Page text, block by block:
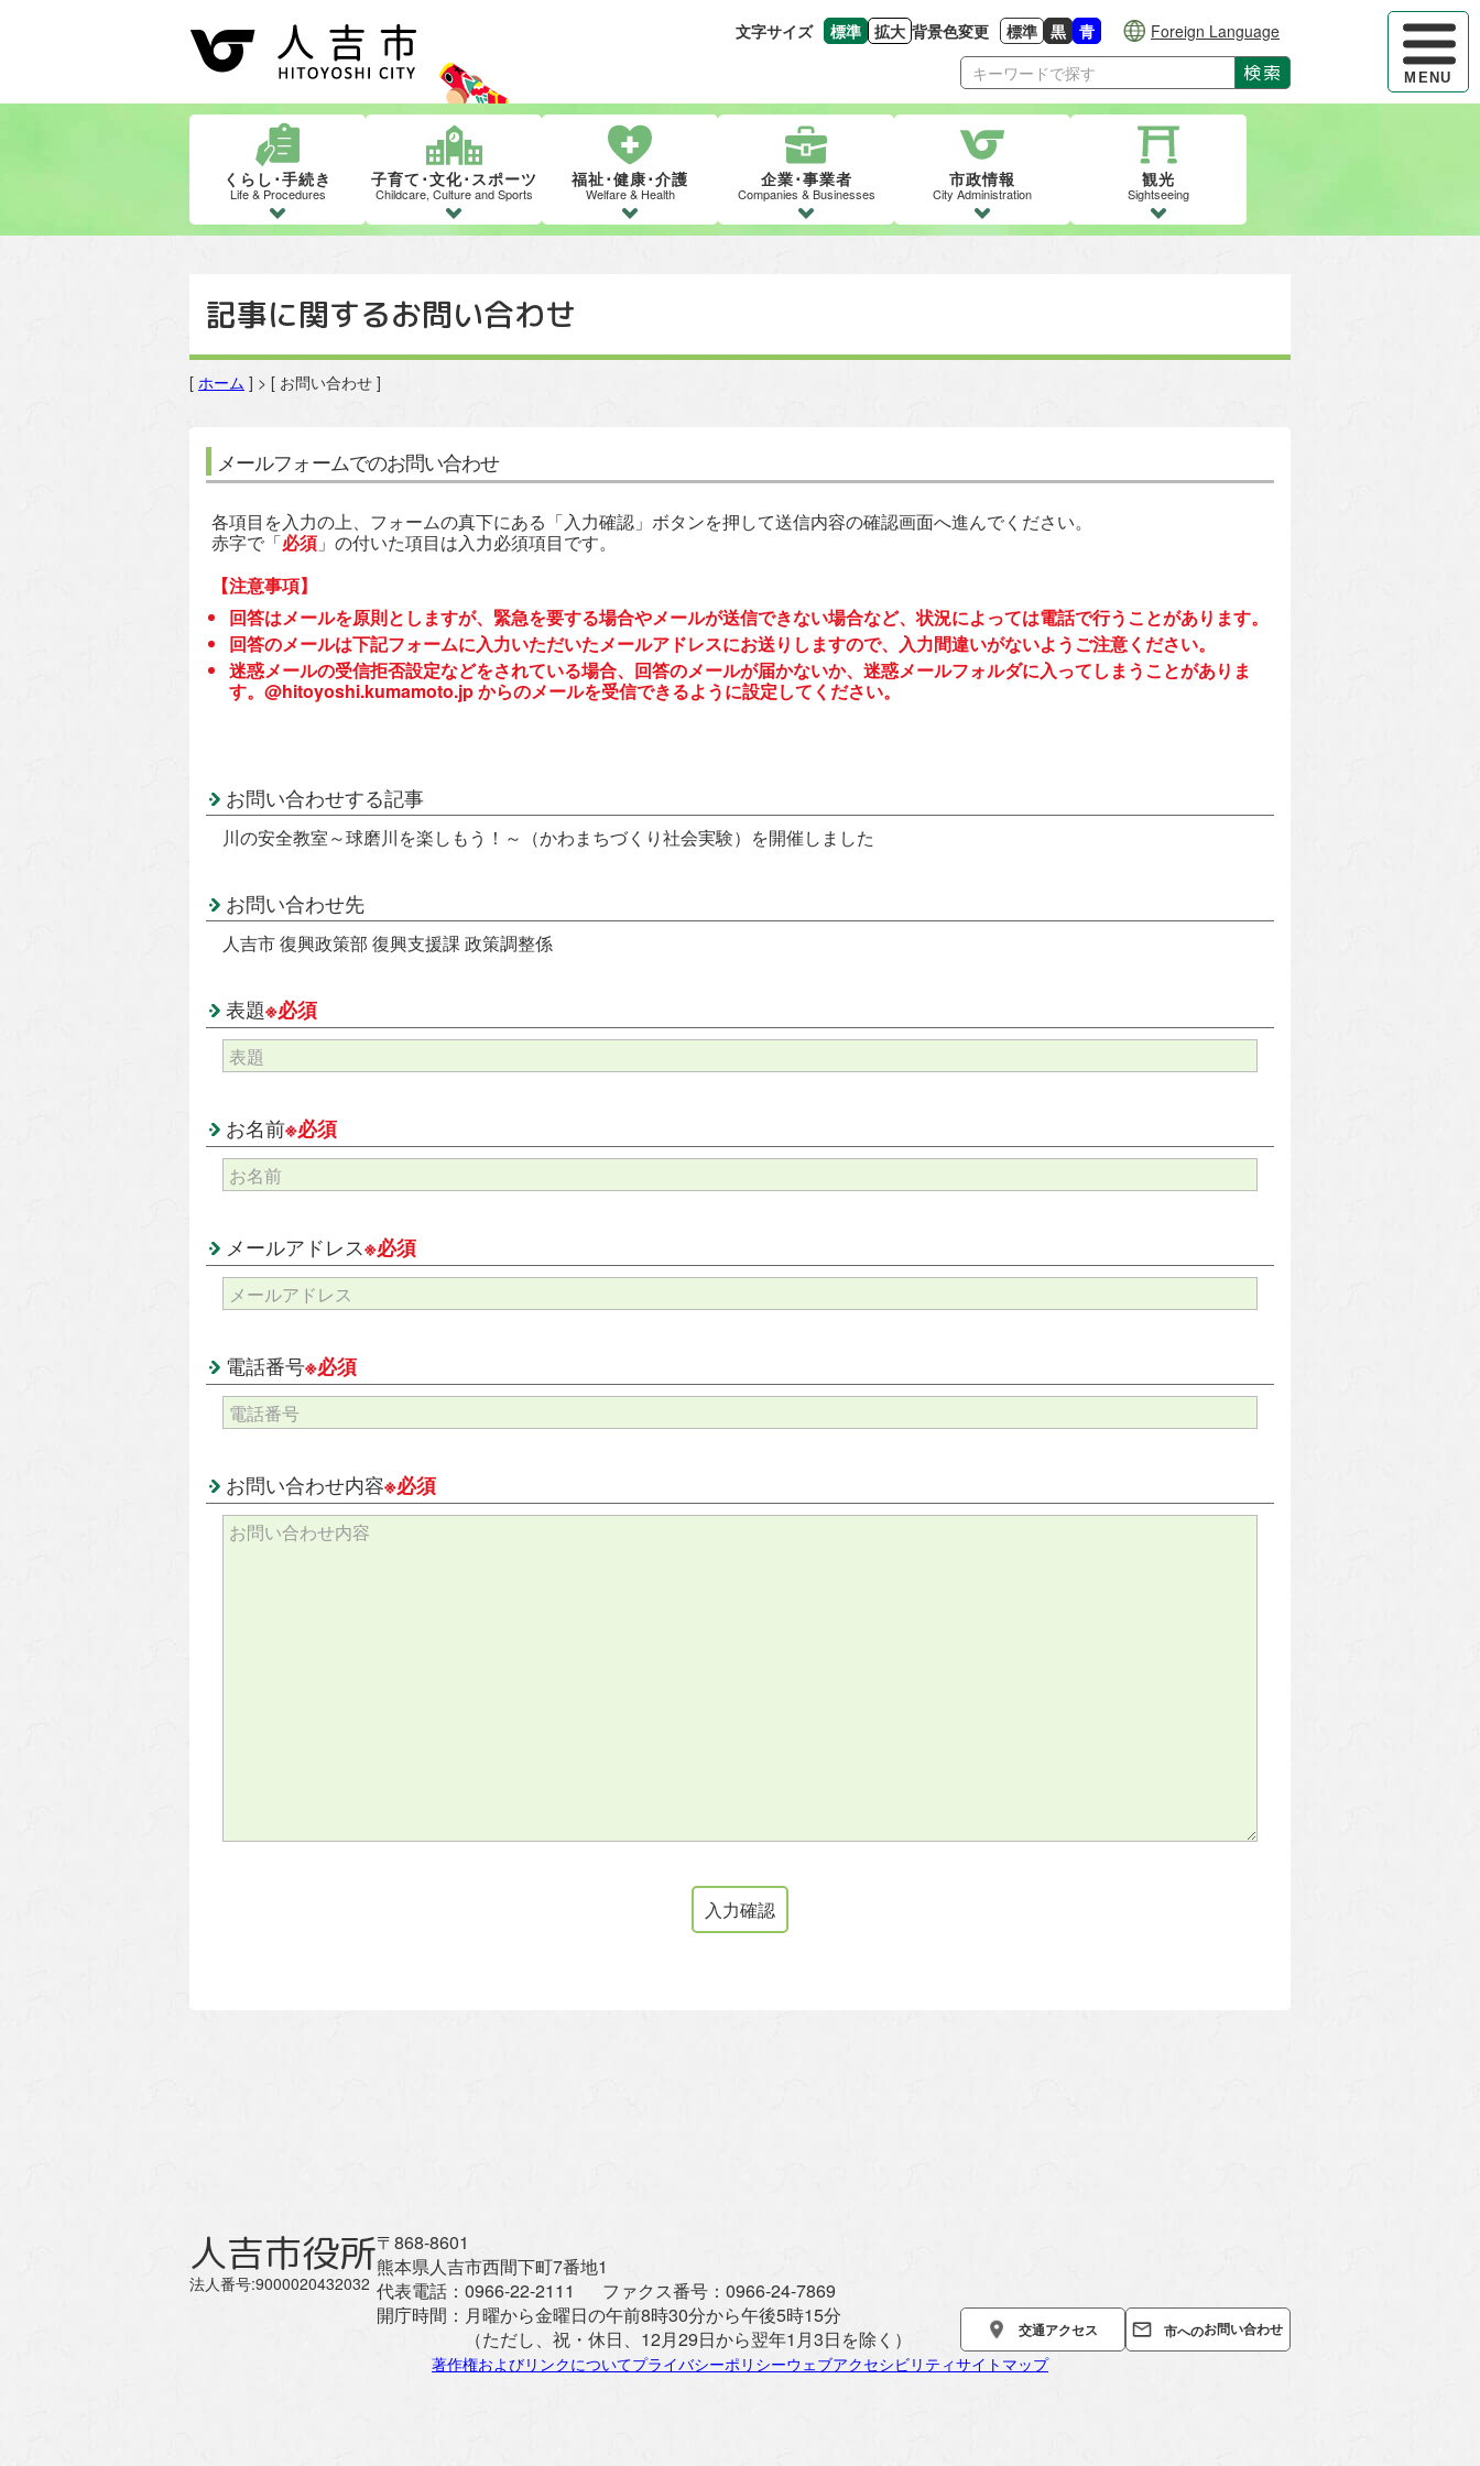
ハンバー
MENU
文字サイズ 標準
文字の大きさをもとの大きさに戻す
拡大
文字を大きくする
背景色変更 標準
背景色の変更：白
黒
背景色の変更：黒
青
背景色の変更：青
Foreign Language
検索
くらし･手続き
Life & Procedures
子育て･文化･スポーツ
Childcare, Culture and Sports
福祉･健康･介護
Welfare & Health
企業･事業者
Companies & Businesses
市政情報
City Administration
観光
Sightseeing
記事に関するお問い合わせ
[ ホーム ] > [ お問い合わせ ]
メールフォームでのお問い合わせ
各項目を入力の上、フォームの真下にある「入力確認」ボタンを押して送信内容の確認画面へ進んでください。
赤字で「必須 」の付いた項目は入力必須項目です。
【注意事項】
回答はメールを原則としますが、緊急を要する場合やメールが送信できない場合など、状況によっては電話で行うことがあります。
回答のメールは下記フォームに入力いただいたメールアドレスにお送りしますので、入力間違いがないようご注意ください。
迷惑メールの受信拒否設定などをされている場合、回答のメールが届かないか、迷惑メールフォルダに入ってしまうことがありま
す。@hitoyoshi.kumamoto.jp からのメールを受信できるように設定してください。
お問い合わせする記事
川の安全教室～球磨川を楽しもう！～（かわまちづくり社会実験）を開催しました
お問い合わせ先
人吉市 復興政策部 復興支援課 政策調整係
表題※必須
お名前※必須
メールアドレス※必須
電話番号※必須
お問い合わせ内容※必須
人吉市役所
法人番号:9000020432032
〒868-8601
熊本県人吉市西間下町7番地1
代表電話： 0966-22-2111 ファクス番号： 0966-24-7869
開庁時間： 月曜から金曜日の午前8時30分から午後5時15分
（ただし、祝・休日、12月29日から翌年1月3日を除く）
交通アクセス 市へのお問い合わせ
著作権およびリンクについてプライバシーポリシーウェブアクセシビリティサイトマップ